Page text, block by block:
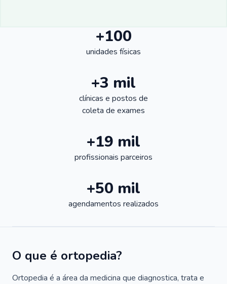
+100
unidades físicas
+3 mil
clínicas e postos de
coleta de exames
+19 mil
profissionais parceiros
+50 mil
agendamentos realizados
O que é ortopedia?
Ortopedia é a área da medicina que diagnostica, trata e